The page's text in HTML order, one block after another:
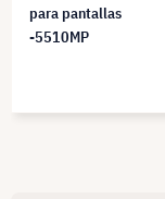
para pantallas
-5510MP